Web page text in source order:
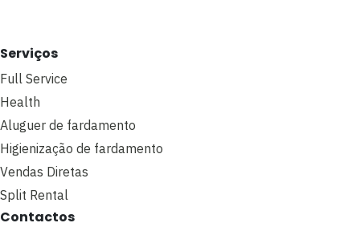
Serviços
Full Service
Health
Aluguer de fardamento
Higienização de fardamento
Vendas Diretas
Split Rental
Contactos